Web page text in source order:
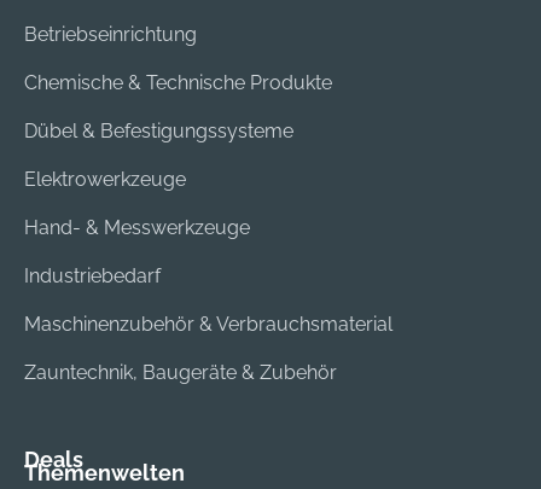
Betriebseinrichtung
Chemische & Technische Produkte
Dübel & Befestigungssysteme
Elektrowerkzeuge
Hand- & Messwerkzeuge
Industriebedarf
Maschinenzubehör & Verbrauchsmaterial
Zauntechnik, Baugeräte & Zubehör
Deals
Themenwelten